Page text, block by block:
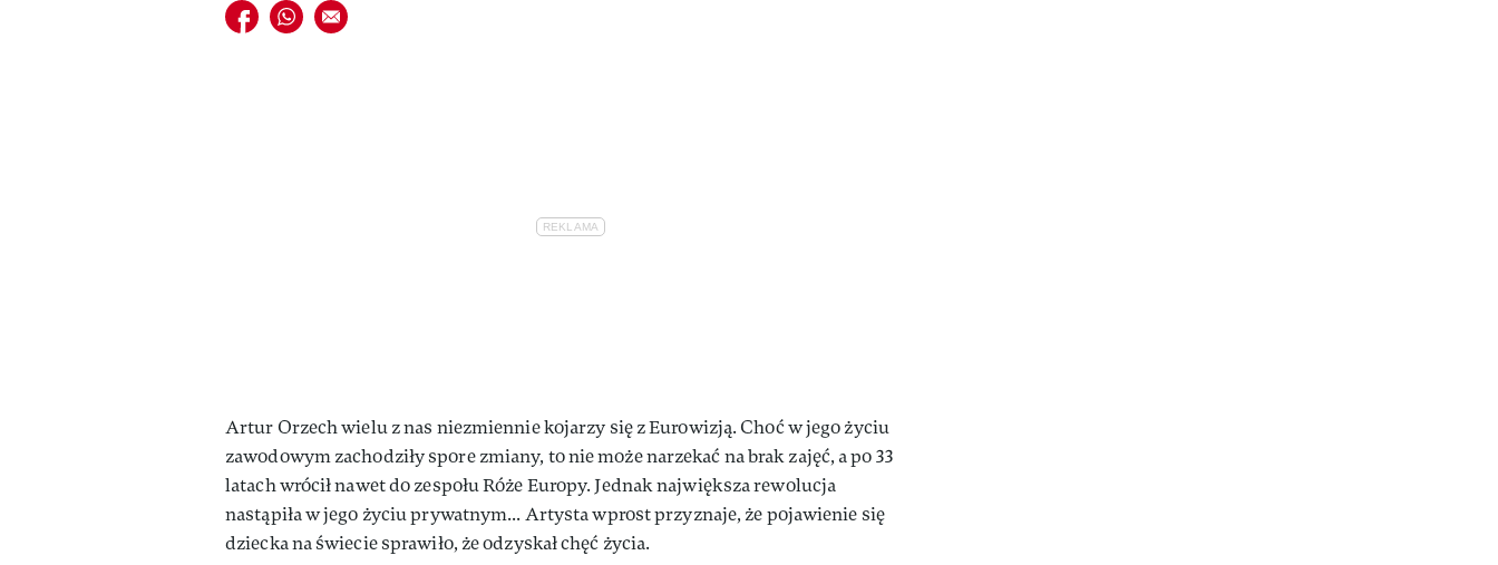
Udostępnij na facebook
Udostępnij na whatsapp
E-mail do przyjaciela
Artur Orzech wielu z nas niezmiennie kojarzy się z Eurowizją. Choć w jego życiu
zawodowym zachodziły spore zmiany, to nie może narzekać na brak zajęć, a po 33
latach wrócił nawet do zespołu Róże Europy. Jednak największa rewolucja
nastąpiła w jego życiu prywatnym... Artysta wprost przyznaje, że pojawienie się
dziecka na świecie sprawiło, że odzyskał chęć życia.